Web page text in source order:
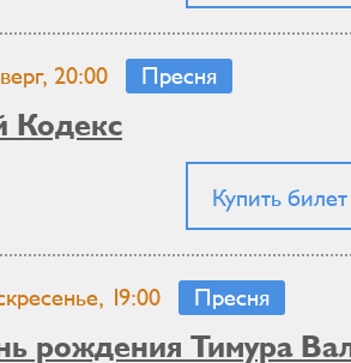
20:00 Пресня
Кодекс
Купить билет
19:00 Пресня
рождения Тимура